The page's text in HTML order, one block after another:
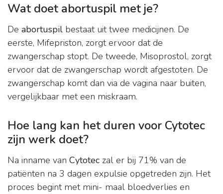
Wat doet abortuspil met je?
De abortuspil bestaat uit twee medicijnen. De
eerste, Mifepriston, zorgt ervoor dat de
zwangerschap stopt. De tweede, Misoprostol, zorgt
ervoor dat de zwangerschap wordt afgestoten. De
zwangerschap komt dan via de vagina naar buiten,
vergelijkbaar met een miskraam.
Hoe lang kan het duren voor Cytotec
zijn werk doet?
Na inname van Cytotec zal er bij 71% van de
patiënten na 3 dagen expulsie opgetreden zijn. Het
proces begint met mini- maal bloedverlies en